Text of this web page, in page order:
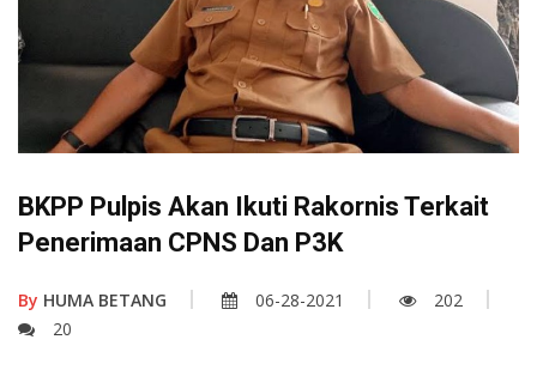
BKPP Pulpis Akan Ikuti Rakornis Terkait
Penerimaan CPNS Dan P3K
By HUMA BETANG 06-28-2021
202
20